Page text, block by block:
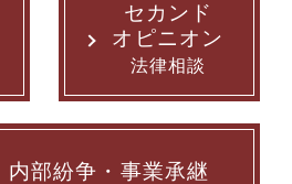
セカンド
オピニオン
法律相談
内部紛争・事業承継